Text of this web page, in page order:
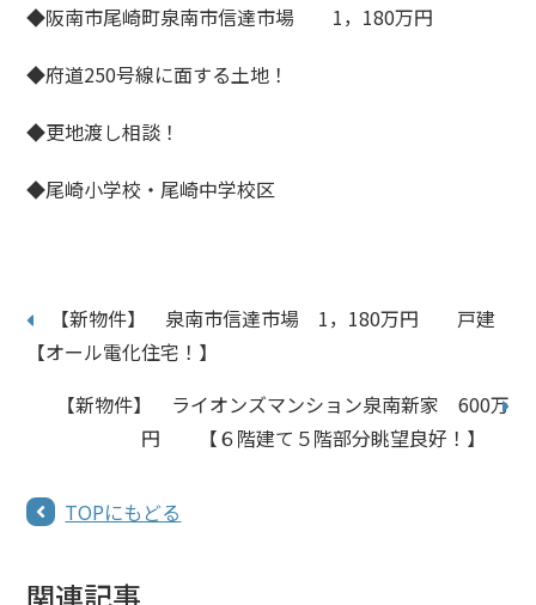
◆阪南市尾崎町泉南市信達市場 1，180万円
◆府道250号線に面する土地！
◆更地渡し相談！
◆尾崎小学校・尾崎中学校区
【新物件】 泉南市信達市場 1，180万円 戸建
【オール電化住宅！】
【新物件】 ライオンズマンション泉南新家 600万
円 【６階建て５階部分眺望良好！】
TOPにもどる
関連記事